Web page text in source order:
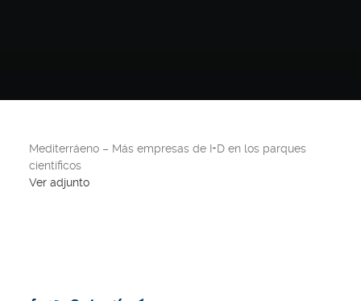
Mediterráeno – Más empresas de I+D en los parques
científicos
Ver adjunto